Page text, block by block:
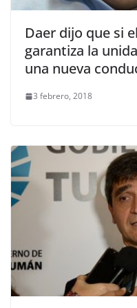
Daer dijo que si
garantiza la
una nueva
3 febrero, 2018